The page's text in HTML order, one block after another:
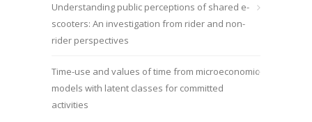
Understanding public perceptions of shared e-
scooters: An investigation from rider and non-
rider perspectives
Time-use and values of time from microeconomic
models with latent classes for committed
activities